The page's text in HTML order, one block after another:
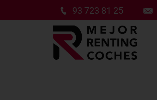
93 723 81 25